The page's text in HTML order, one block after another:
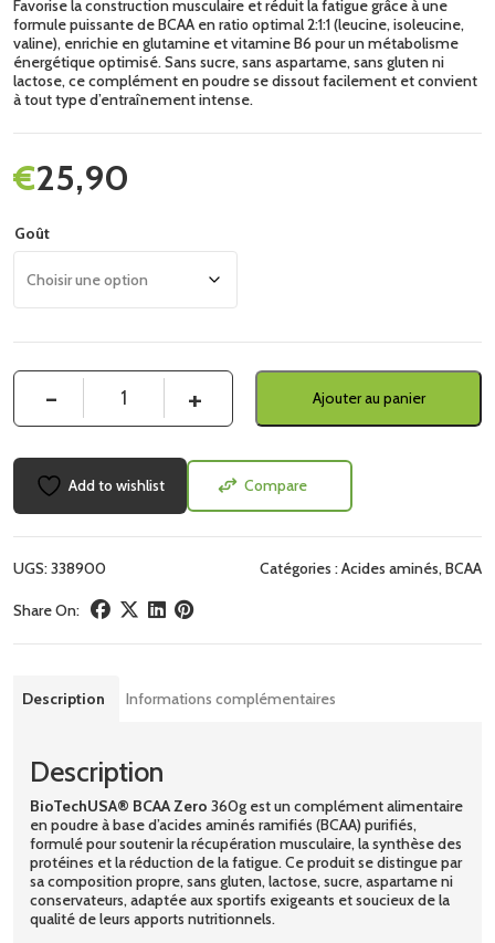
Favorise la construction musculaire et réduit la fatigue grâce à une
formule puissante de BCAA en ratio optimal 2:1:1 (leucine, isoleucine,
valine), enrichie en glutamine et vitamine B6 pour un métabolisme
énergétique optimisé. Sans sucre, sans aspartame, sans gluten ni
lactose, ce complément en poudre se dissout facilement et convient
à tout type d’entraînement intense.
25,90
€
Goût
Ajouter au panier
Add to wishlist Compare
UGS:338900 Catégories :Acides aminés, BCAA
Share On:
Description Informations complémentaires
Description
BioTechUSA® BCAA Zero 360g est un complément alimentaire
en poudre à base d’acides aminés ramifiés (BCAA) purifiés,
formulé pour soutenir la récupération musculaire, la synthèse des
protéines et la réduction de la fatigue. Ce produit se distingue par
sa composition propre, sans gluten, lactose, sucre, aspartame ni
conservateurs, adaptée aux sportifs exigeants et soucieux de la
qualité de leurs apports nutritionnels.